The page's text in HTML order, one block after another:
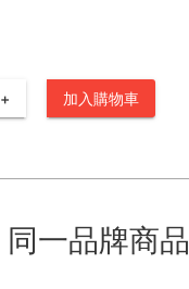
+ 加入購物車
同一品牌商品